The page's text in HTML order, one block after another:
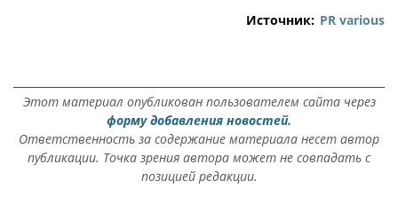
Источник: PR various
Этот материал опубликован пользователем сайта через
форму добавления новостей.
Ответственность за содержание материала несет автор
публикации. Точка зрения автора может не совпадать с
позицией редакции.